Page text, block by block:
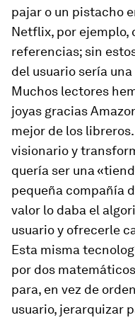
pajar o un pistacho
Netflix, por ejemplo,
referencias; sin
del usuario sería
Muchos lectores
joyas gracias
mejor de los
visionario y
quería ser una
pequeña compañía
valor lo daba el
usuario y ofrecerle
Esta misma
por dos
para, en vez de
usuario, jerarquizar